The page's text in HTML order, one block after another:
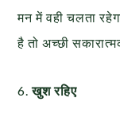
मन में वही चलता
है तो अच्छी
6.खुश रहिए